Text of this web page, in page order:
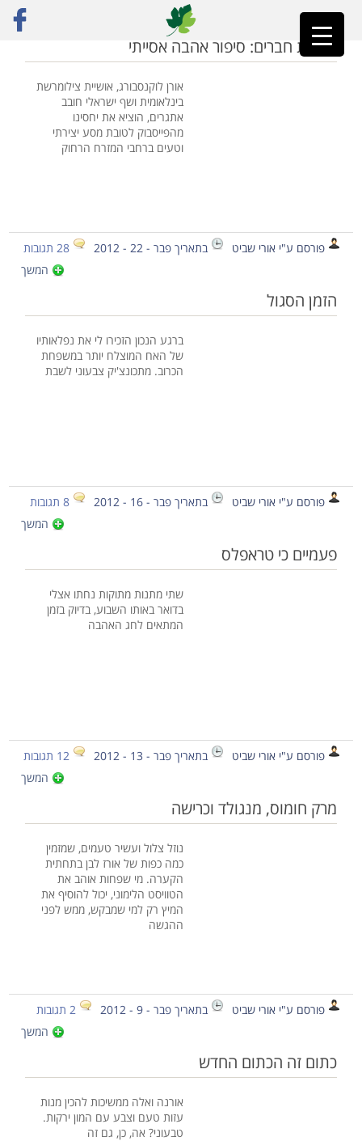
ראשי»אורי שביט
ארוחת חברים: סיפור אהבה אסייתי
אורן לוקנסבורג, אושיית צילומרשת
בינלאומית ושף ישראלי חובב
אתגרים, הוציא את יחסינו
מהפייסבוק לטובת מסע יצירתי
וטעים ברחבי המזרח הרחוק
פורסם ע"י אורי שביט בתאריך פבר - 22 - 2012
28 תגובות
המשך
הזמן הסגול
ברגע הנכון הזכירו לי את נפלאותיו
של האח המוצלח יותר במשפחת
הכרוב. מתכונצ'יק צבעוני לשבת
פורסם ע"י אורי שביט בתאריך פבר - 16 - 2012
8 תגובות
המשך
פעמיים כי טראפלס
שתי מתנות מתוקות נחתו אצלי
בדואר באותו השבוע, בדיוק בזמן
המתאים לחג האהבה
פורסם ע"י אורי שביט בתאריך פבר - 13 - 2012
12 תגובות
המשך
מרק חומוס, מנגולד וכרישה
נוזל צלול ועשיר טעמים, שמזמין
כמה כפות של אורז לבן בתחתית
הקערה. מי שפחות אוהב את
הטוויסט הלימוני, יכול להוסיף את
המיץ רק למי שמבקש, ממש לפני
ההגשה
פורסם ע"י אורי שביט בתאריך פבר - 9 - 2012
2 תגובות
המשך
כתום זה הכתום החדש
אורנה ואלה ממשיכות להכין מנות
עזות טעם וצבע עם המון ירקות.
טבעוני? אה, כן, גם זה